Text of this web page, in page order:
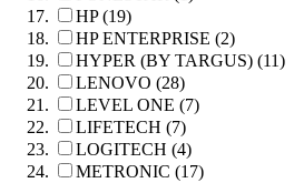
HP (19)
HP ENTERPRISE (2)
HYPER (BY TARGUS) (11)
LENOVO (28)
LEVEL ONE (7)
LIFETECH (7)
LOGITECH (4)
METRONIC (17)